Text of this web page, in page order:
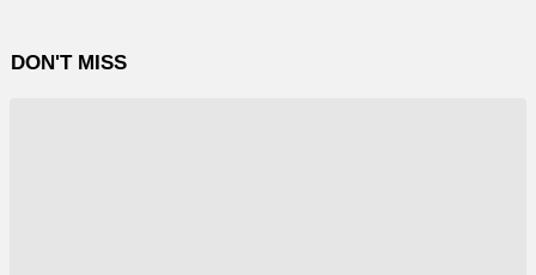
DON'T MISS